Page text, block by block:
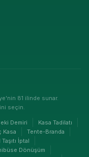
81 ilinde sunar.
seçin.
Demiri
Kasa Tadilatı
Kasa
Tente-Branda
İptal
Dönüşüm